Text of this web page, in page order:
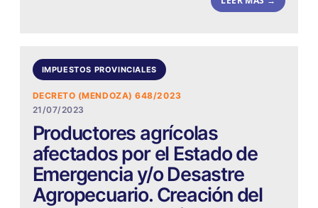
IMPUESTOS PROVINCIALES
DECRETO (MENDOZA) 648/2023
21/07/2023
Productores agrícolas
afectados por el Estado de
Emergencia y/o Desastre
Agropecuario. Creación del